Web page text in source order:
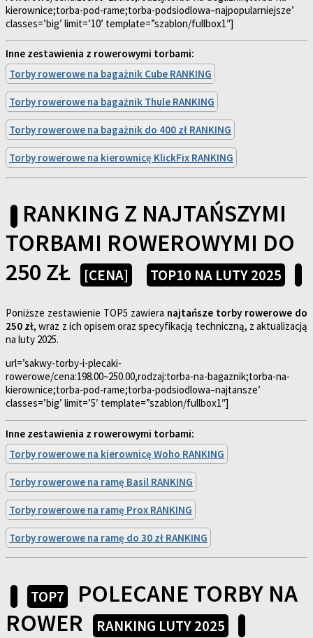
kierownice;torba-pod-rame;torba-podsiodlowa–najpopularniejsze’
classes=’big’ limit=’10’ template=”szablon/fullbox1″]
Inne zestawienia z rowerowymi torbami:
Torby rowerowe na bagażnik Cube RANKING
Torby rowerowe na bagażnik Thule RANKING
Torby rowerowe na bagażnik do 400 zł RANKING
Torby rowerowe na kierownicę KlickFix RANKING
RANKING Z NAJTAŃSZYMI
TORBAMI ROWEROWYMI DO
250 ZŁ
[CENA] TOP10 NA LUTY 2025
Poniższe zestawienie TOP5 zawiera najtańsze torby rowerowe do
250 zł, wraz z ich opisem oraz specyfikacją techniczną, z aktualizacją
na luty 2025.
url=’sakwy-torby-i-plecaki-
rowerowe/cena:198.00~250.00,rodzaj:torba-na-bagaznik;torba-na-
kierownice;torba-pod-rame;torba-podsiodlowa–najtansze’
classes=’big’ limit=’5′ template=”szablon/fullbox1″]
Inne zestawienia z rowerowymi torbami:
Torby rowerowe na kierownicę Woho RANKING
Torby rowerowe na ramę Basil RANKING
Torby rowerowe na ramę Prox RANKING
Torby rowerowe na ramę do 30 zł RANKING
TOP7
POLECANE TORBY NA
ROWER
RANKING LUTY 2025